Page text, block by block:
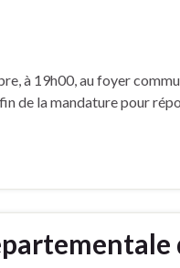
à 19h00, au foyer
de la mandature pour